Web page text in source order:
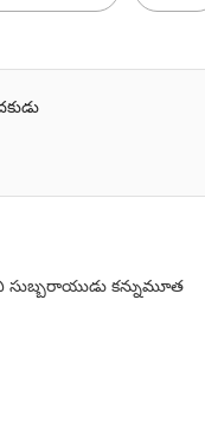
సుబ్బరాయుడు కన్నుమూత